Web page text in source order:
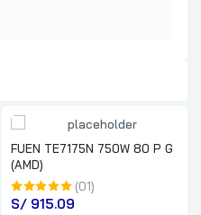
FUEN TE7175N 750W 80 P G
(AMD)
(01)
S/ 915.09